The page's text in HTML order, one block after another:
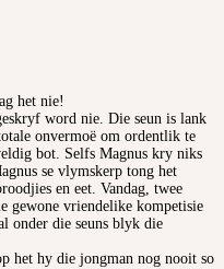
het nie!
word nie. Die seun is lank
onvermoë om ordentlik te
bot. Selfs Magnus kry niks
se vlymskerp tong het
en eet. Vandag, twee
gewone vriendelike kompetisie
onder die seuns blyk die
het hy die jongman nog nooit so